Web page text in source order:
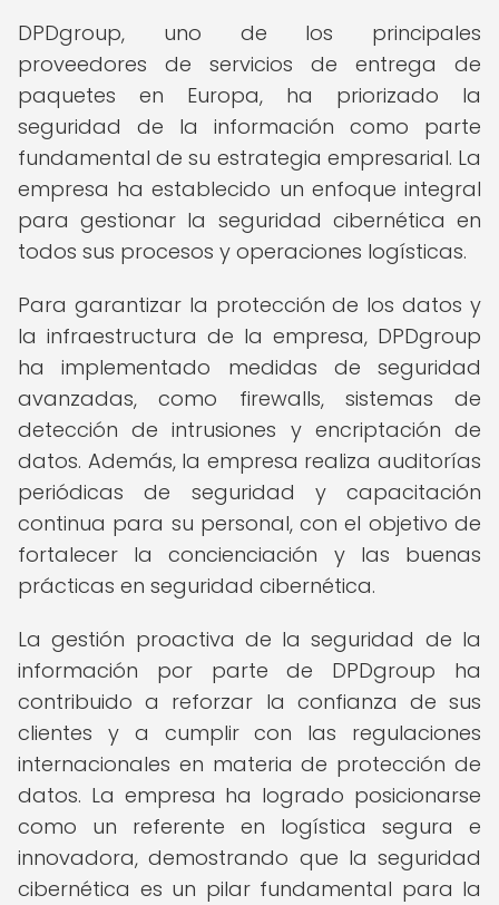
DPDgroup, uno de los principales
proveedores de servicios de entrega de
paquetes en Europa, ha priorizado la
seguridad de la información como parte
fundamental de su estrategia empresarial. La
empresa ha establecido un enfoque integral
para gestionar la seguridad cibernética en
todos sus procesos y operaciones logísticas.
Para garantizar la protección de los datos y
la infraestructura de la empresa, DPDgroup
ha implementado medidas de seguridad
avanzadas, como firewalls, sistemas de
detección de intrusiones y encriptación de
datos. Además, la empresa realiza auditorías
periódicas de seguridad y capacitación
continua para su personal, con el objetivo de
fortalecer la concienciación y las buenas
prácticas en seguridad cibernética.
La gestión proactiva de la seguridad de la
información por parte de DPDgroup ha
contribuido a reforzar la confianza de sus
clientes y a cumplir con las regulaciones
internacionales en materia de protección de
datos. La empresa ha logrado posicionarse
como un referente en logística segura e
innovadora, demostrando que la seguridad
cibernética es un pilar fundamental para la